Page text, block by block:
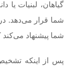
گیاهان، لبنیات
شما قرار می‌دهد.
شما پیشنهاد می‌کند
پس از اینکه